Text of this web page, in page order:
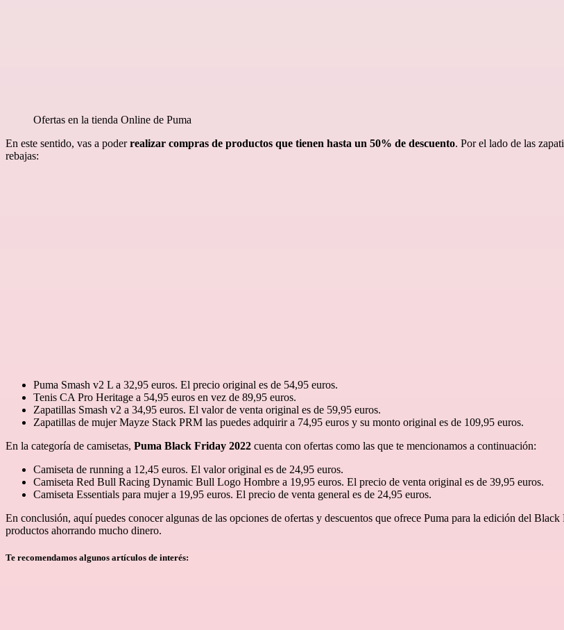
Ofertas en la tienda Online de Puma
En este sentido, vas a poderrealizar compras de productos que tienen hasta un 50% de descuento. Por el lado de las
rebajas:
Puma Smash v2 L a 32,95 euros. El precio original es de 54,95 euros.
Tenis CA Pro Heritage a 54,95 euros en vez de 89,95 euros.
Zapatillas Smash v2 a 34,95 euros. El valor de venta original es de 59,95 euros.
Zapatillas de mujer Mayze Stack PRM las puedes adquirir a 74,95 euros y su monto original es de 109,95 euros.
En la categoría de camisetas, Puma Black Friday 2022 cuenta con ofertas como las que te mencionamos a continuación:
Camiseta de running a 12,45 euros. El valor original es de 24,95 euros.
Camiseta Red Bull Racing Dynamic Bull Logo Hombre a 19,95 euros. El precio de venta original es de 39,95 euros.
Camiseta Essentials para mujer a 19,95 euros. El precio de venta general es de 24,95 euros.
En conclusión, aquí puedes conocer algunas de las opciones de ofertas y descuentos que ofrece Puma para la edición del
productos ahorrando mucho dinero.
Te recomendamos algunos artículos de interés: